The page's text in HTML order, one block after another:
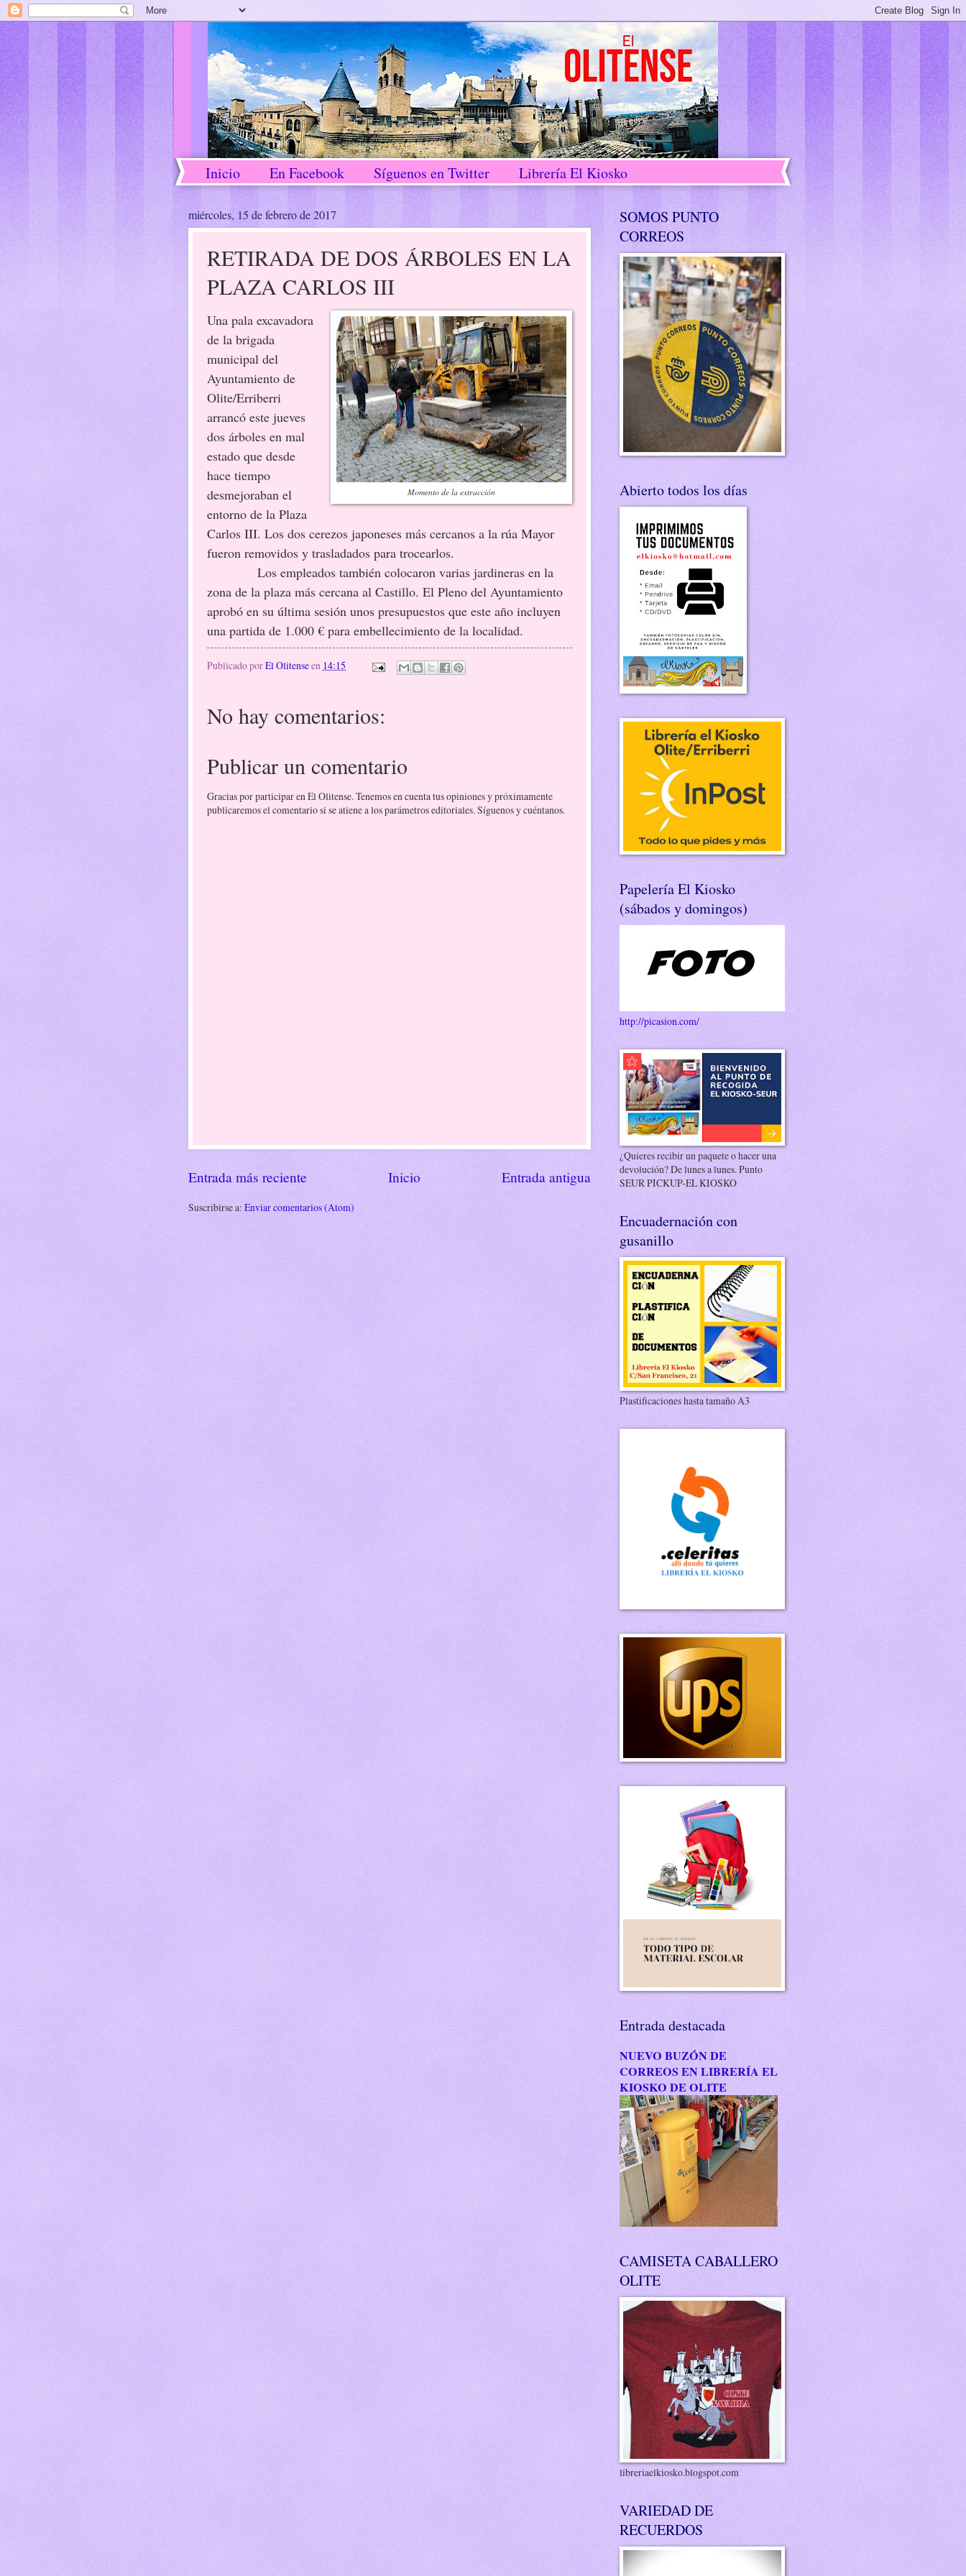
Inicio En Facebook Síguenos en Twitter Librería El Kiosko
miércoles, 15 de febrero de 2017
RETIRADA DE DOS ÁRBOLES EN LA
PLAZA CARLOS III
Momento de la extracción
Una pala excavadora
de la brigada
municipal del
Ayuntamiento de
Olite/Erriberri
arrancó este jueves
dos árboles en mal
estado que desde
hace tiempo
desmejoraban el
entorno de la Plaza
Carlos III. Los dos cerezos japoneses más cercanos a la rúa Mayor
fueron removidos y trasladados para trocearlos.
Los empleados también colocaron varias jardineras en la
zona de la plaza más cercana al Castillo. El Pleno del Ayuntamiento
aprobó en su última sesión unos presupuestos que este año incluyen
una partida de 1.000 € para embellecimiento de la localidad.
Publicado porEl Olitenseen 14:15
No hay comentarios:
Publicar un comentario
Gracias por participar en El Olitense. Tenemos en cuenta tus opiniones y próximamente
publicaremos el comentario si se atiene a los parámetros editoriales. Síguenos y cuéntanos.
Entrada más reciente Entrada antigua
Inicio
Suscribirse a: Enviar comentarios (Atom)
SOMOS PUNTO
CORREOS
Abierto todos los días
Papelería El Kiosko
(sábados y domingos)
http://picasion.com/
¿Quieres recibir un paquete o hacer una
devolución? De lunes a lunes. Punto
SEUR PICKUP-EL KIOSKO
Encuadernación con
gusanillo
Plastificaciones hasta tamaño A3
Entrada destacada
NUEVO BUZÓN DE
CORREOS EN LIBRERÍA EL
KIOSKO DE OLITE
CAMISETA CABALLERO
OLITE
libreriaelkiosko.blogspot.com
VARIEDAD DE
RECUERDOS